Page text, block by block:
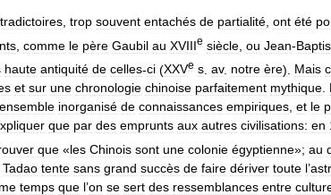
trop souvent entachés de partialité ont été
comme le père Gaubil au XVIIIe siècle ou Jean-
haute antiquité de celles-ci (XXVe s av. notre ère). Mais
et sur une chronologie chinoise parfaitement mythique.
ensemble inorganisé de connaissances empiriques, et le
que par des emprunts aux autres civilisations: en
que «les Chinois sont une colonie égyptienne»; au
Tadao tente sans grand succès de faire dériver toute l’
temps que l’on se sert des ressemblances entre